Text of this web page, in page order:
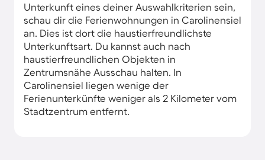
Unterkunft eines deiner Auswahlkriterien sein,
schau dir die Ferienwohnungen in Carolinensiel
an. Dies ist dort die haustierfreundlichste
Unterkunftsart. Du kannst auch nach
haustierfreundlichen Objekten in
Zentrumsnähe Ausschau halten. In
Carolinensiel liegen wenige der
Ferienunterkünfte weniger als 2 Kilometer vom
Stadtzentrum entfernt.